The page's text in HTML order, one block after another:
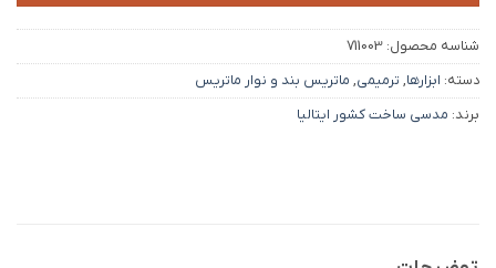
شناسه محصول: 711003
دسته: ابزارها, ترمیمی, ماتریس بند و نوار ماتریس
برند: مدسی ساخت کشور ایتالیا